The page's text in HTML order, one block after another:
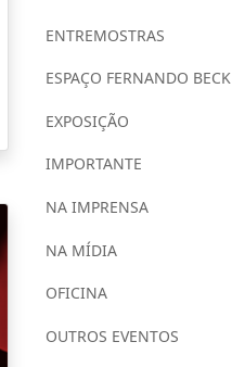
ENTREMOSTRAS
ESPAÇO FERNANDO BECK
EXPOSIÇÃO
IMPORTANTE
NA IMPRENSA
NA MÍDIA
OFICINA
OUTROS EVENTOS